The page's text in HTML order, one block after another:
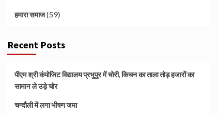
हमारा समाज(59)
Recent Posts
पीएम श्री कंपोजिट विद्यालय प्रभुपुर में चोरी, किचन का ताला तोड़ हजारों का
सामान ले उड़े चोर
चन्दौली में लगा भीषण जमा